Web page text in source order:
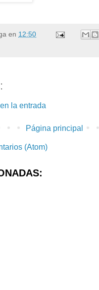
en 12:50
la entrada
Página principal
(Atom)